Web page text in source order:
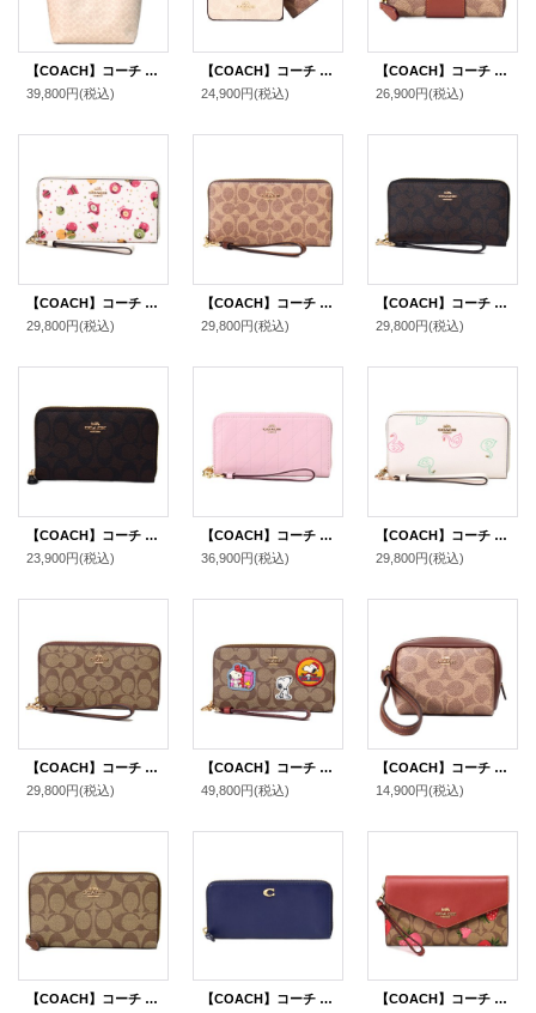
【COACH】コーチ バッグ コーティングキャンバス レザー シグネチャー ロゴ シティ トートバッグ サンド×チャーク〔日本未発売〕
39,800円(税込)
【COACH】コーチ 財布 カードケース付き コーティングキャンバス レザー シグネチャー ブロックド ウォレット コンパクト 三つ折り財布 サンド×タン（日本未発売）
24,900円(税込)
【COACH】コーチ カードケース コーティングキャンバス レザー シグネチャー エッセンシャル スモール ジップ アラウンド スクエア スリム コインケース タンキャラメル（日本未発売）
26,900円(税込)
【COACH】コーチ コーティングキャンバス スムースレザー オーナメント プリント リストレット ロング ジップ アラウンド 長財布 チャークマルチ（日本未発売）
29,800円(税込)
【COACH】コーチ 長財布 コーティングキャンバス レザー シグネチャー リストレット ロング ジップ アラウンド 長財布 タン×ブラウン（日本未発売）
29,800円(税込)
【COACH】コーチ コーティングキャンバス スムースレザー シグネチャー リストレット ロング ジップ アラウンド 長財布 ブラウン×ブラック（日本未発売）
29,800円(税込)
【COACH】コーチ コーティングキャンバス レザー シグネチャー ミディアム ジップ アラウンド ウォレット 財布 ブラウン×ブラック（日本未発売）
23,900円(税込)
【COACH】コーチ 長財布 キルティング シャイニー スムースレザー ロゴ リストレット ロング ジップ アラウンド 長財布 カーネーション（日本未発売）
36,900円(税込)
【COACH】コーチ PVC レザー スワン 白鳥 ハクチョウ リストレット ロング ジップ アラウンド 長財布 チャークマルチ（日本未発売）
29,800円(税込)
【COACH】コーチ コーティングキャンバス スムースレザー シグネチャー リストレット ロング ジップ アラウンド 長財布 カーキ×サドル2（日本未発売）
29,800円(税込)
【COACH】コーチ キャンバス レザー シグネチャー ピーナッツ コラボ スヌーピー ヴァーシティー ワッペン リストレット ジップ アラウンド 長財布 カーキ（日本未発売）
49,800円(税込)
【COACH】コーチ ポーチ コーティングキャンバス レザー シグネチャー スクエア ポーチ ミニ ジップ リストレット 小物入れ ポーチ タン×ブラウン〔日本未発売〕
14,900円(税込)
【COACH】コーチ コーティングキャンバス シグネチャー ミディアム ジップ アラウンド ウォレット 財布 カーキ×サドル2（日本未発売）
【COACH】コーチ 長財布 レザー エッセンシャル ロゴ スリム アコーディオン ジップ アラウンド 長財布 ダークネイビー（日本未発売）
【COACH】コーチ コーティングキャンバス レザー シグネチャー ストロベリー 苺 トラベル エンベロープ リストレット付き ウォレット 三つ折り 長財布 カーキマルチ（日本未発売）